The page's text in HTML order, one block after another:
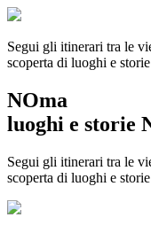
Segui gli itinerari tra le
scoperta di luoghi e storie
NOma
luoghi e storie
Segui gli itinerari tra le
scoperta di luoghi e